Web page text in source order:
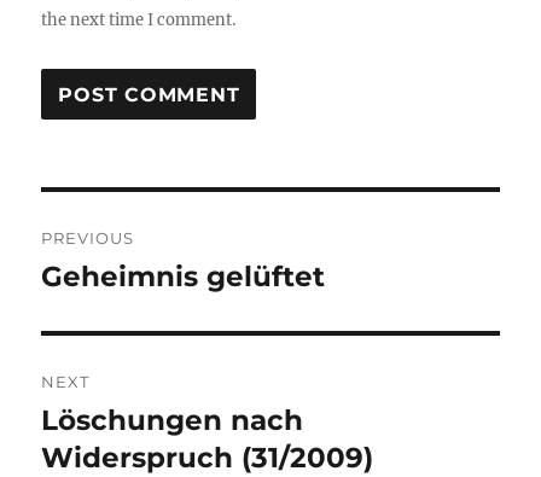
the next time I comment.
navigation
PREVIOUS
Previous
Geheimnis gelüftet
NEXT
Next
post:
Löschungen nach
Widerspruch (31/2009)